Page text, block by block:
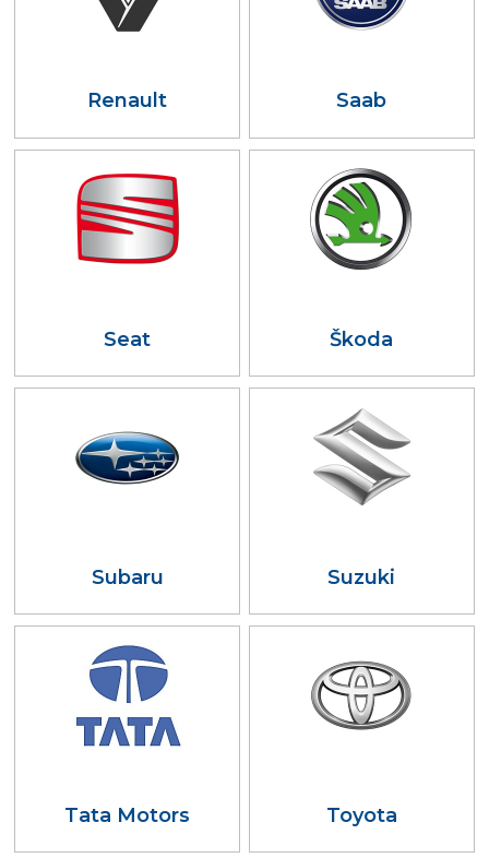
Renault Saab
Seat Škoda
Subaru Suzuki
Tata Motors Toyota